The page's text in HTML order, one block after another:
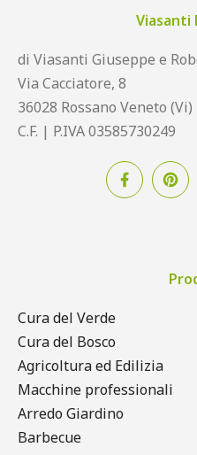
Viasanti
di Viasanti Giuseppe e
Via Cacciatore, 8
36028 Rossano Veneto (Vi)
C.F. | P.IVA 03585730249
Cura del Verde
Cura del Bosco
Agricoltura ed Edilizia
Macchine professionali
Arredo Giardino
Barbecue